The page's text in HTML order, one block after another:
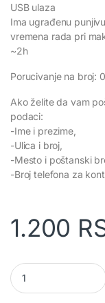
USB ulaza
Ima ugrađenu
vremena rada pri
~2h
Porucivanje na broj:
Ako želite da vam
podaci:
-Ime i prezime,
-Ulica i broj,
-Mesto i poštanski
-Broj telefona za
1.200
Stona LED Lampa